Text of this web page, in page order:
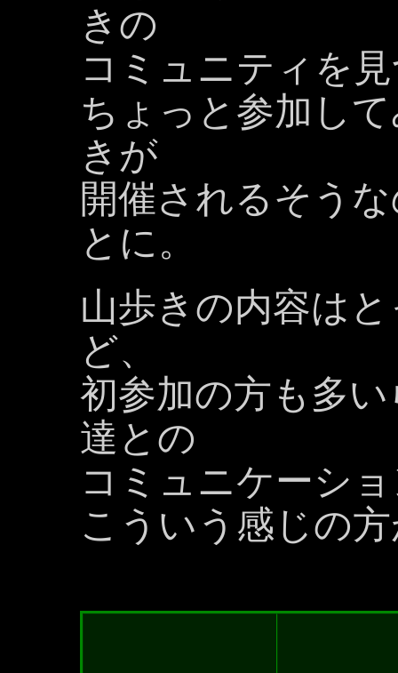
きの
コミュニティを
ちょっと参加し
きが
開催されるそう
とに。
山歩きの内容は
ど、
初参加の方も多
達との
コミュニケーシ
こういう感じの